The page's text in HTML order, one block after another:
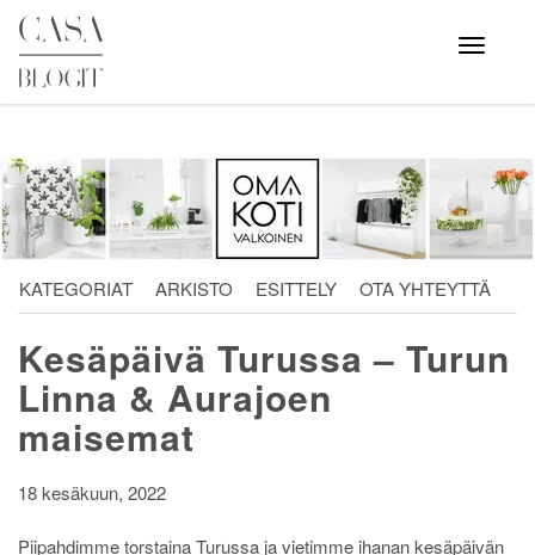
Skip
content
Avaa
valikko
KATEGORIAT ARKISTO ESITTELY OTA YHTEYTTÄ
Kesäpäivä Turussa – Turun
Linna & Aurajoen
maisemat
18 kesäkuun, 2022
Piipahdimme torstaina Turussa ja vietimme ihanan kesäpäivän